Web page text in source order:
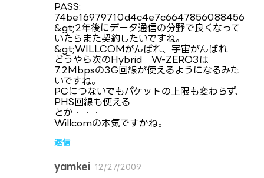
PASS:
74be16979710d4c4e7c6647856088456
&gt;2年後にデータ通信の分野で良くなって
いたらまた契約したいですね。
&gt;WILLCOMがんばれ、宇宙がんばれ
どうやら次のHybrid W-ZERO3は
7.2Mbpsの3G回線が使えるようになるみた
いですね。
PCにつないでもパケットの上限も変わらず、
PHS回線も使える
とか・・・
Willcomの本気ですかね。
返信
yamkei 12/27/2009